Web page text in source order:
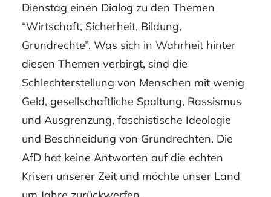
Dienstag einen Dialog zu den Themen
“Wirtschaft, Sicherheit, Bildung,
Grundrechte”. Was sich in Wahrheit hinter
diesen Themen verbirgt, sind die
Schlechterstellung von Menschen mit wenig
Geld, gesellschaftliche Spaltung, Rassismus
und Ausgrenzung, faschistische Ideologie
und Beschneidung von Grundrechten. Die
AfD hat keine Antworten auf die echten
Krisen unserer Zeit und möchte unser Land